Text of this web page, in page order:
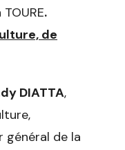
.
de
DIATTA,
général de la